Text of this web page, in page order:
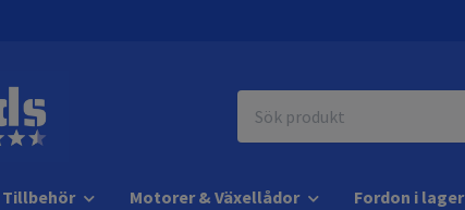
Tillbehör Motorer & Växellådor Fordon i lager